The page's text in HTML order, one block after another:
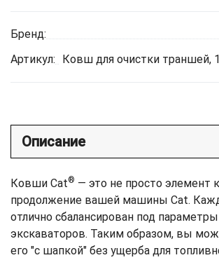
Бренд:
Артикул:
Ковш для очистки
Описание
Ковши Cat® — это не просто элемент
продолжение вашей машины Cat.
отлично сбалансирован под
экскаваторов. Таким образом, вы
его "с шапкой" без ущерба для